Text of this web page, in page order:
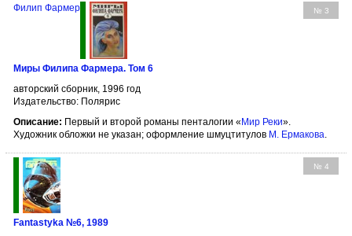
№ 3
Филип Фармер
Миры Филипа Фармера. Том 6
авторский сборник, 1996 год
Издательство: Полярис
Описание: Первый и второй романы пенталогии « Мир Реки».
Художник обложки не указан; оформление шмуцтитулов М. Ермакова.
№ 4
Fantastyka №6, 1989